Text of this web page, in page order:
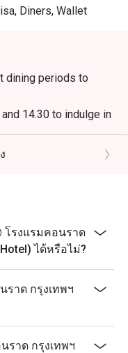
หราแต่เป็นกันเอง
กิ่ง ฮื่อแซกุ้งทอดกรอบ
มาะทั้งสำหรับคนไทย
งเที่ยวที่ต้องการ
พลินจิต
บค่าอาหาร
Diners, Wallet
dining periods to
14.30 to indulge in
Sum experience
from THB
for dinner is at
you for a
on a culinary
to change without
provide you
offerings that
โรงแรมคอนราด
ได้หรือไม่?
ราด กรุงเทพฯ
ราด กรุงเทพฯ